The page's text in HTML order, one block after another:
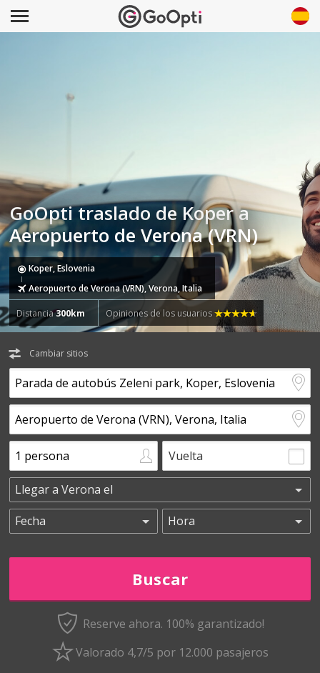
GoOpti traslado de Koper a
Aeropuerto de Verona (VRN)
Koper, Eslovenia
Aeropuerto de Verona (VRN), Verona, Italia
Distancia300km Opiniones de los usuarios
Cambiar sitios
Vuelta
Reserve ahora. 100% garantizado!
Valorado 4,7/5 por 12.000 pasajeros